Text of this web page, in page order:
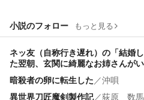
小説のフォロー もっと見る
ネッ友（自称行き遅れ）の「結婚
た翌朝、玄関に綺麗なお姉さんが
暗殺者の卵に転生した／沖唄
異世界刀匠魔剣製作記／荻原 数馬